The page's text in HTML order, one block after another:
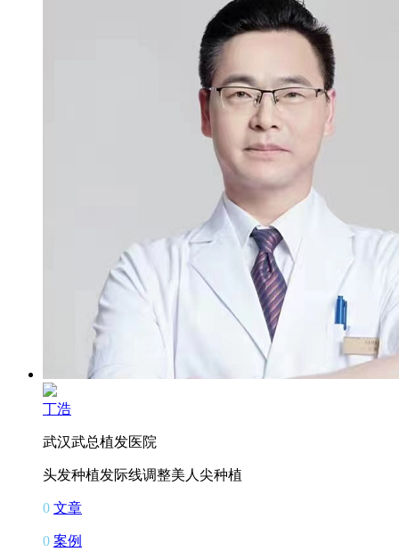
丁浩
武汉武总植发医院
头发种植发际线调整美人尖种植
0 文章
0 案例